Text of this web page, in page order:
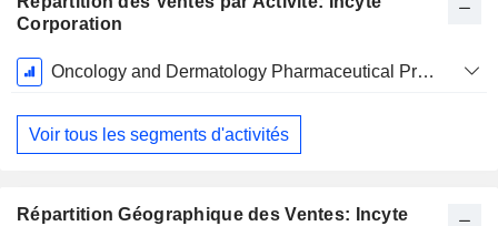
Corporation
Période
Fiscale:
Décembre
Oncology and Dermatology Pharmaceutical Products
Voir tous les segments d'activités
Répartition Géographique des Ventes: Incyte